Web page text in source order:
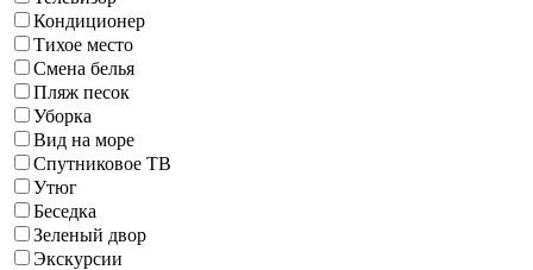
Кондиционер
Тихое место
Смена белья
Пляж песок
Уборка
Вид на море
Спутниковое ТВ
Утюг
Беседка
Зеленый двор
Экскурсии